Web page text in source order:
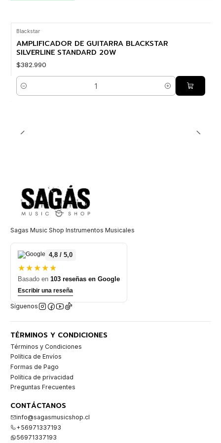
Blackstar
AMPLIFICADOR DE GUITARRA BLACKSTAR
SILVERLINE STANDARD 20W
$382.990
Cantidad
Sagas Music Shop Instrumentos Musicales
4,8 / 5,0
★★★★★
Basado en 103 reseñas en Google
Escribir una reseña
Síguenos
TÉRMINOS Y CONDICIONES
Términos y Condiciones
Política de Envíos
Formas de Pago
Política de privacidad
Preguntas Frecuentes
CONTÁCTANOS
info@sagasmusicshop.cl
+56971337193
56971337193